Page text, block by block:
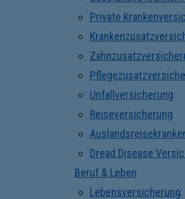
Private
Unfallversicherung
Reiseversicherung
Dread Disease
Beruf & Leben
Lebensversicherung